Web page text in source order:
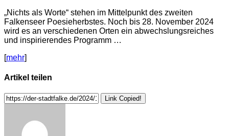
„Nichts als Worte“ stehen im Mittelpunkt des zweiten
Falkenseer Poesieherbstes. Noch bis 28. November 2024
wird es an verschiedenen Orten ein abwechslungsreiches
und inspirierendes Programm …
[mehr]
Artikel teilen
Link Copied!